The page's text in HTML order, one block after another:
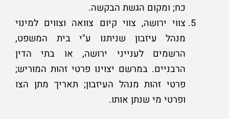
כח; ומקום הגשת הבקשה.
צווי ירושה, צווי קיום צוואה וצווים למינוי
מנהל עיזבון שניתנו ע"י בית המשפט,
הרשמים לענייני ירושה, או בתי הדין
הרבניים. במרשם יצוינו פרטי זהות המוריש;
פרטי זהות מנהל העיזבון; תאריך מתן הצו
ופרטי מי שנתן אותו.